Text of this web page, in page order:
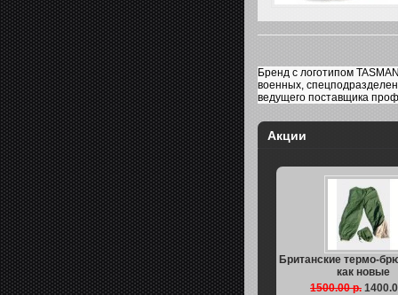
Бренд с логотипом
военных,
ведущего поставщика
Акции
Британские термо-
как новые
1500.00 р.